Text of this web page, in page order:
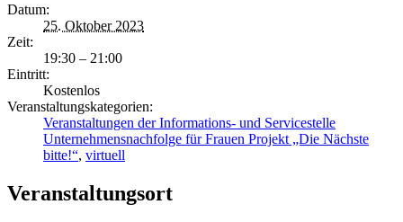
Datum:
25. Oktober 2023
Zeit:
19:30 – 21:00
Eintritt:
Kostenlos
Veranstaltungskategorien:
Veranstaltungen der Informations- und Servicestelle
Unternehmensnachfolge für Frauen Projekt „Die Nächste
bitte!“, virtuell
Veranstaltungsort